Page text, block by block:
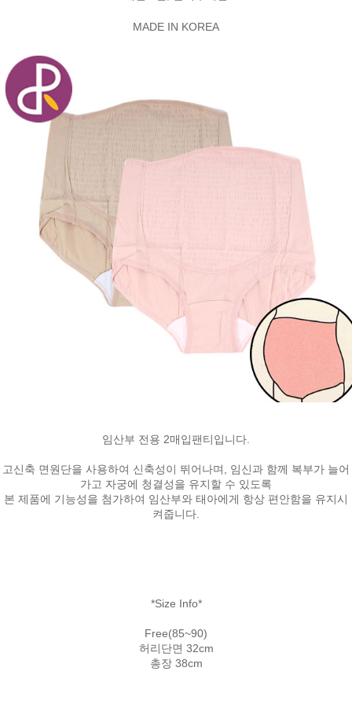
MADE IN KOREA
임산부 전용 2매입팬티입니다.
고신축 면원단을 사용하여 신축성이 뛰어나며, 임신과 함께 복부가 늘어
가고 자궁에 청결성을 유지할 수 있도록
본 제품에 기능성을 첨가하여 임산부와 태아에게 항상 편안함을 유지시
켜줍니다.
*Size Info*
Free(85~90)
허리단면 32cm
총장 38cm